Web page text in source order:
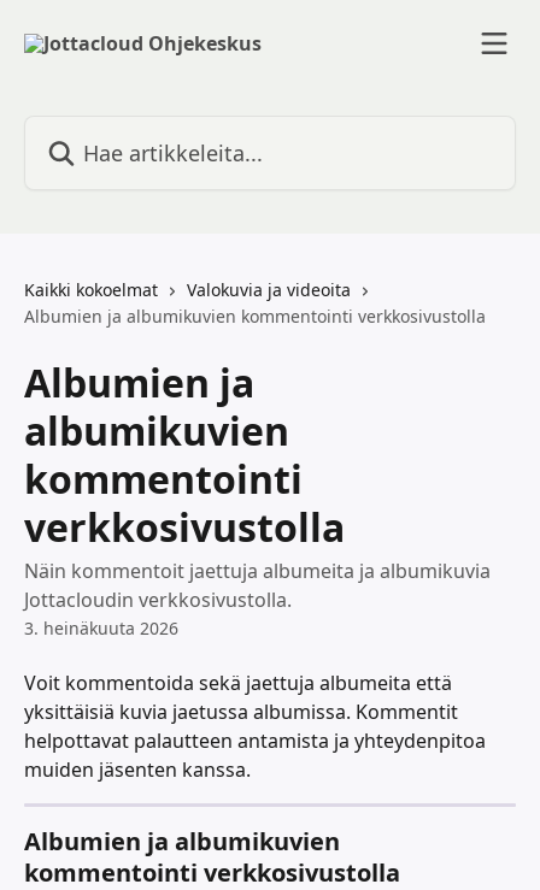
Kaikki kokoelmat
Valokuvia ja videoita
Albumien ja albumikuvien kommentointi verkkosivustolla
Albumien ja
albumikuvien
kommentointi
verkkosivustolla
Näin kommentoit jaettuja albumeita ja albumikuvia
Jottacloudin verkkosivustolla.
3. heinäkuuta 2026
Voit kommentoida sekä jaettuja albumeita että
yksittäisiä kuvia jaetussa albumissa. Kommentit
helpottavat palautteen antamista ja yhteydenpitoa
muiden jäsenten kanssa.
Albumien ja albumikuvien
kommentointi verkkosivustolla